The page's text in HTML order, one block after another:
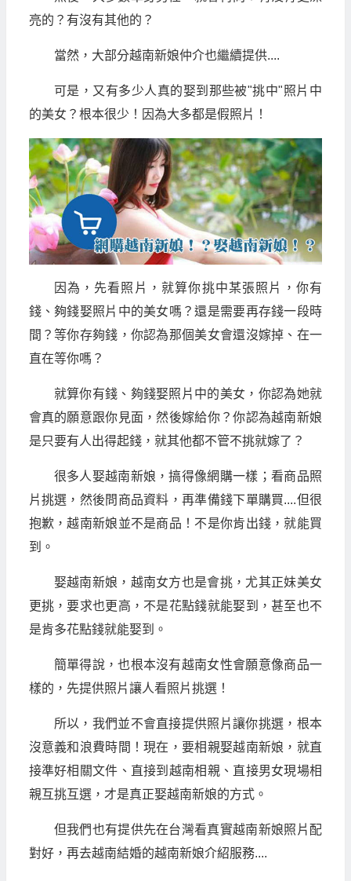
亮的？有沒有其他的？
當然，大部分越南新娘仲介也繼續提供....
可是，又有多少人真的娶到那些被"挑中"照片中
的美女？根本很少！因為大多都是假照片！
因為，先看照片，就算你挑中某張照片，你有
錢、夠錢娶照片中的美女嗎？還是需要再存錢一段時
間？等你存夠錢，你認為那個美女會還沒嫁掉、在一
直在等你嗎？
就算你有錢、夠錢娶照片中的美女，你認為她就
會真的願意跟你見面，然後嫁給你？你認為越南新娘
是只要有人出得起錢，就其他都不管不挑就嫁了？
很多人娶越南新娘，搞得像網購一樣；看商品照
片挑選，然後問商品資料，再準備錢下單購買....但很
抱歉，越南新娘並不是商品！不是你肯出錢，就能買
到。
娶越南新娘，越南女方也是會挑，尤其正妹美女
更挑，要求也更高，不是花點錢就能娶到，甚至也不
是肯多花點錢就能娶到。
簡單得說，也根本沒有越南女性會願意像商品一
樣的，先提供照片讓人看照片挑選！
所以，我們並不會直接提供照片讓你挑選，根本
沒意義和浪費時間！現在，要相親娶越南新娘，就直
接準好相關文件、直接到越南相親、直接男女現場相
親互挑互選，才是真正娶越南新娘的方式。
但我們也有提供先在台灣看真實越南新娘照片配
對好，再去越南結婚的越南新娘介紹服務....